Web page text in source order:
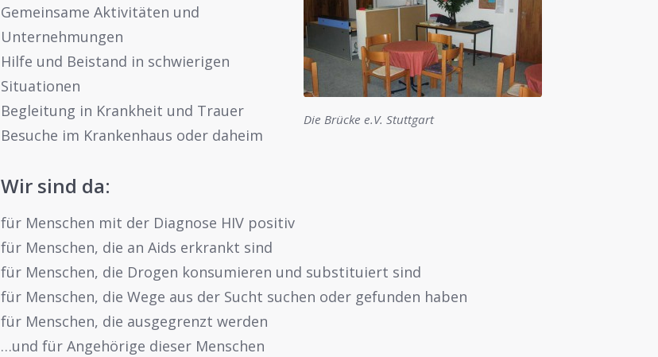
Die Brücke e.V. Stuttgart
Gemeinsame Aktivitäten und
Unternehmungen
Hilfe und Beistand in schwierigen
Situationen
Begleitung in Krankheit und Trauer
Besuche im Krankenhaus oder daheim
Wir sind da:
für Menschen mit der Diagnose HIV positiv
für Menschen, die an Aids erkrankt sind
für Menschen, die Drogen konsumieren und substituiert sind
für Menschen, die Wege aus der Sucht suchen oder gefunden haben
für Menschen, die ausgegrenzt werden
…und für Angehörige dieser Menschen